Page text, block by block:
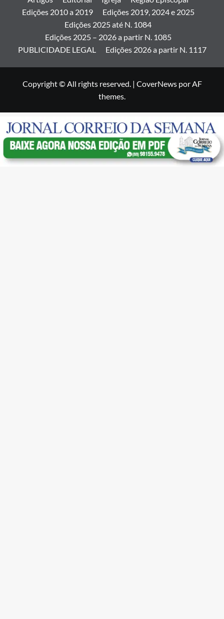
Edições 2010 a 2019
Edições 2019, 2024 e 2025
Edições 2025 até N. 1084
Edições 2025 – 2026 a partir N. 1085
PUBLICIDADE LEGAL
Edições 2026 a partir N. 1117
Copyright © All rights reserved. | CoverNewspor AF
themes.